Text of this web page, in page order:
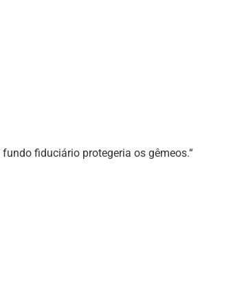
fiduciário protegeria os gêmeos.“